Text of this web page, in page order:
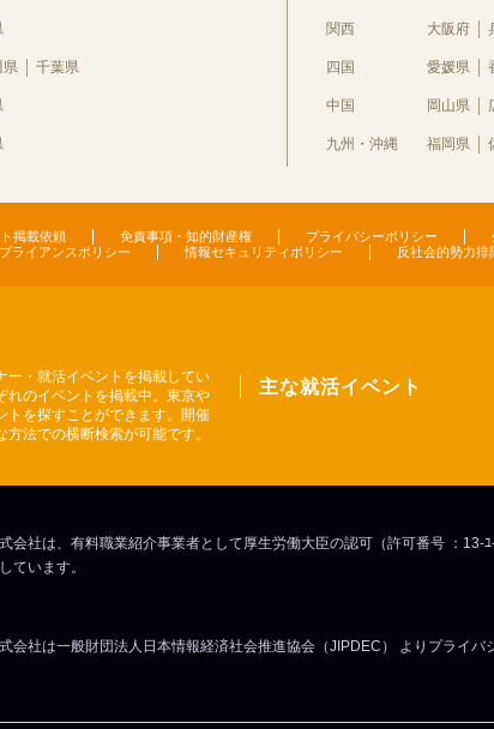
県 千葉県
関西 大阪府
四国 愛媛県
中国 岡山県
九州・沖縄 福岡県
掲載依頼 免責事項・知的財産権 プライバシーポリシー
ライアンスポリシー 情報セキュリティポリシー 反社会的勢力排
ー・就活イベントを掲載してい
れのイベントを掲載中。東京や
トを探すことができます。開催
法での横断検索が可能です。
主な就活イベント